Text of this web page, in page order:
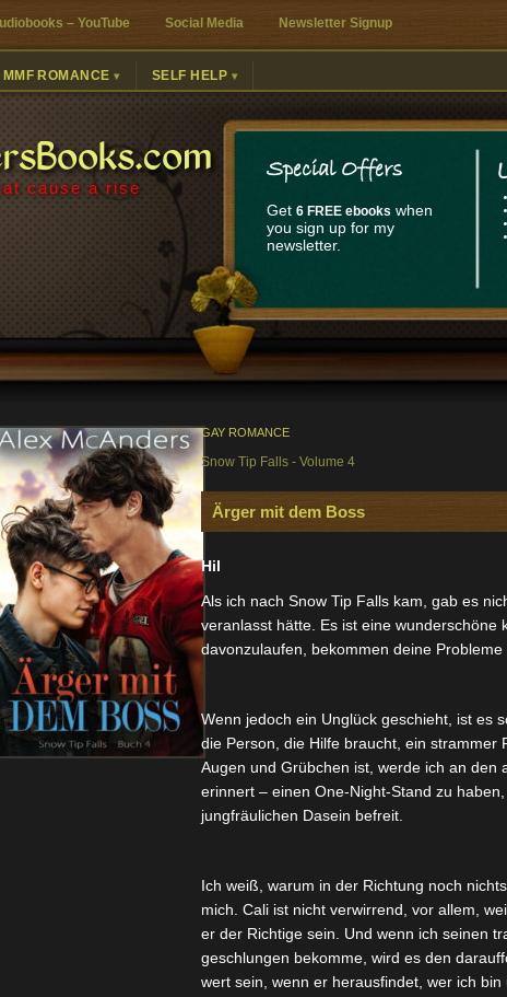
– YouTube Social Media Newsletter Signup
MMF ROMANCE SELF HELP
cause a rise
Special Offers
Get 6 FREE ebooks when
you sign up for my
newsletter.
GAY ROMANCE
Snow Tip Falls - Volume 4
Ärger mit dem Boss
Hil
Als ich nach Snow Tip Falls kam, gab es
veranlasst hätte. Es ist eine wunderschöne
davonzulaufen, bekommen deine Probleme
Wenn jedoch ein Unglück geschieht, ist es
die Person, die Hilfe braucht, ein strammer
Augen und Grübchen ist, werde ich an den
erinnert – einen One-Night-Stand zu
jungfräulichen Dasein befreit.
Ich weiß, warum in der Richtung noch
mich. Cali ist nicht verwirrend, vor allem,
er der Richtige sein. Und wenn ich seinen
geschlungen bekomme, wird es den
wert sein, wenn er herausfindet, wer ich bin